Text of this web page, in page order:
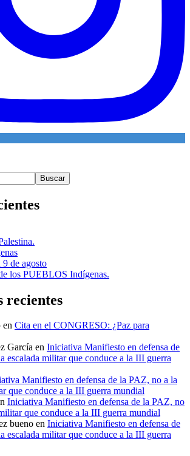
Buscar
de agosto
los PUEBLOS Indígenas.
recientes
en Cita en el CONGRESO: ¿Paz para
García en Iniciativa Manifiesto en defensa de
escalada militar que conduce a la III guerra
Manifiesto en defensa de la PAZ, no a la
que conduce a la III guerra mundial
Iniciativa Manifiesto en defensa de la PAZ, no
que conduce a la III guerra mundial
bueno en Iniciativa Manifiesto en defensa de
escalada militar que conduce a la III guerra